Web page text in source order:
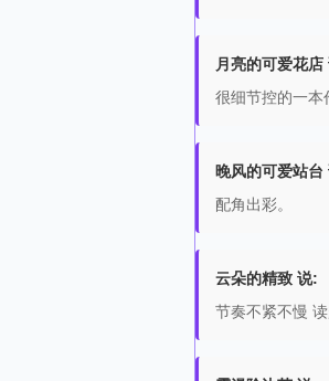
月亮的可爱花店
很细节控的一本
晚风的可爱站台
配角出彩。
云朵的精致 说:
节奏不紧不慢